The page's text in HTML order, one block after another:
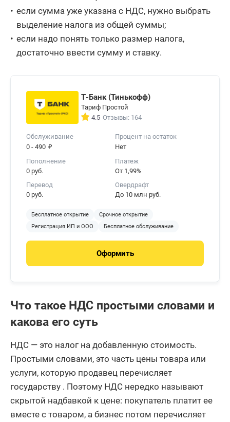
если сумма уже указана с НДС, нужно выбрать
выделение налога из общей суммы;
если надо понять только размер налога,
достаточно ввести сумму и ставку.
Т-Банк (Тинькофф)
Тариф Простой
4.5 Отзывы: 164
Обслуживание
0 - 490 ₽
Процент на остаток
Нет
Пополнение
0 руб.
Платеж
От 1,99%
Перевод
0 руб.
Овердрафт
До 10 млн руб.
Бесплатное открытие
Срочное открытие
Регистрация ИП и ООО
Бесплатное обслуживание
Оформить
Что такое НДС простыми словами и
какова его суть
НДС — это налог на добавленную стоимость.
Простыми словами, это часть цены товара или
услуги, которую продавец перечисляет
государству . Поэтому НДС нередко называют
скрытой надбавкой к цене: покупатель платит ее
вместе с товаром, а бизнес потом перечисляет